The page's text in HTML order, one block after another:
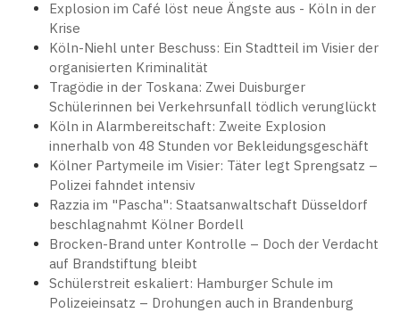
Explosion im Café löst neue Ängste aus - Köln in der
Krise
Köln-Niehl unter Beschuss: Ein Stadtteil im Visier der
organisierten Kriminalität
Tragödie in der Toskana: Zwei Duisburger
Schülerinnen bei Verkehrsunfall tödlich verunglückt
Köln in Alarmbereitschaft: Zweite Explosion
innerhalb von 48 Stunden vor Bekleidungsgeschäft
Kölner Partymeile im Visier: Täter legt Sprengsatz –
Polizei fahndet intensiv
Razzia im "Pascha": Staatsanwaltschaft Düsseldorf
beschlagnahmt Kölner Bordell
Brocken-Brand unter Kontrolle – Doch der Verdacht
auf Brandstiftung bleibt
Schülerstreit eskaliert: Hamburger Schule im
Polizeieinsatz – Drohungen auch in Brandenburg